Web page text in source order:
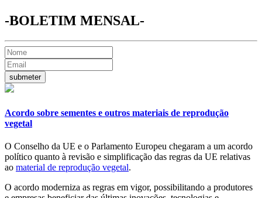
-BOLETIM MENSAL-
Acordo sobre sementes e outros materiais de reprodução
vegetal
O Conselho da UE e o Parlamento Europeu chegaram a um acordo
político quanto à revisão e simplificação das regras da UE relativas
ao material de reprodução vegetal.
O acordo moderniza as regras em vigor, possibilitando a produtores